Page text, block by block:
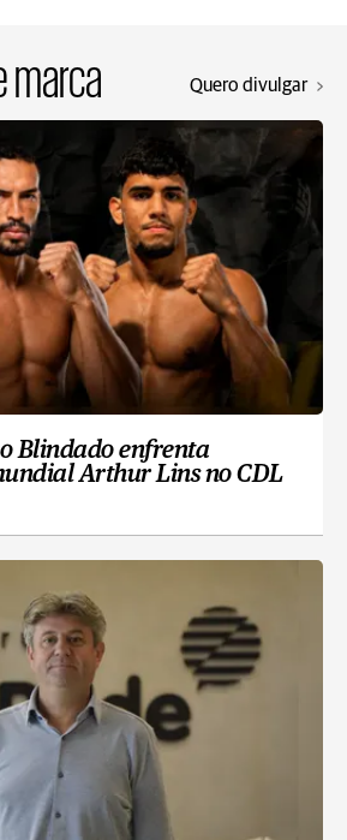
marca Quero divulgar
Blindado enfrenta
Arthur Lins no CDL